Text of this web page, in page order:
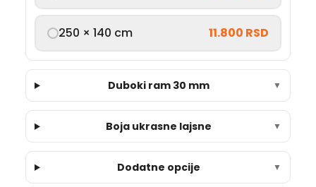
250 × 140 cm 11.800 RSD
Duboki ram 30 mm ▼
Boja ukrasne lajsne ▼
Dodatne opcije ▼